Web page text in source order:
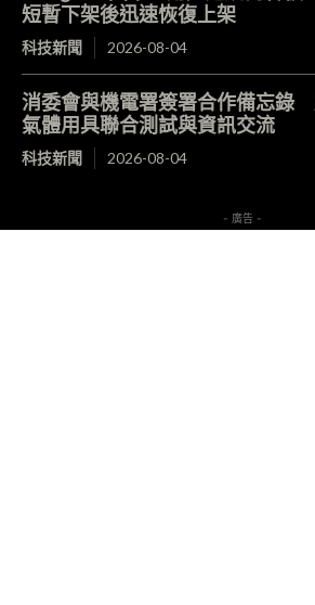
短暫下架後迅速恢復上架
科技新聞 2026-08-04
消委會與機電署簽署合作備忘錄
氣體用具聯合測試與資訊交流
科技新聞 2026-08-04
- 廣告 -